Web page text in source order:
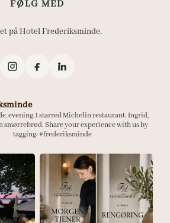
FØLG MED
på Hotel Frederiksminde.
evening.1 starred Michelin restaurant. Ingrid,
smørrebrød. Share your experience with us by
tagging: #frederiksminde